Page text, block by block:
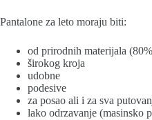
Pantalone za leto moraju biti:
od prirodnih materijala
širokog kroja
udobne
podesive
za posao ali i za sva
lako odrzavanje (masinsko